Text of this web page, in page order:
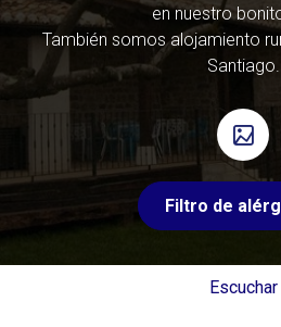
en nuestro
También somos alojamiento
Santiago.
Filtro de
Escuchar